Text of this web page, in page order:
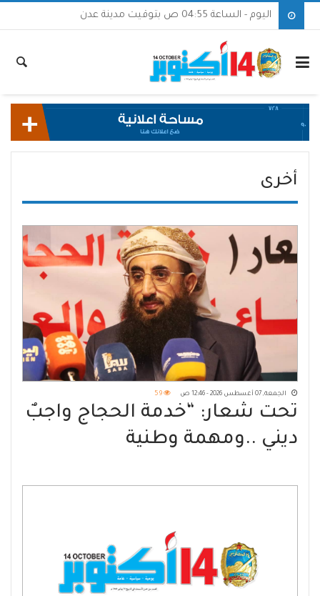
اليوم - الساعة 04:55 ص بتوقيت مدينة عدن
أخرى
الجمعة, 07 أغسطس 2026 - 12:46 ص 59
تحت شعار: “خدمة الحجاج واجبٌ
ديني ..ومهمة وطنية